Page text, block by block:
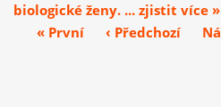
biologické ženy. ... zjistit více »
« První
‹ Předchozí